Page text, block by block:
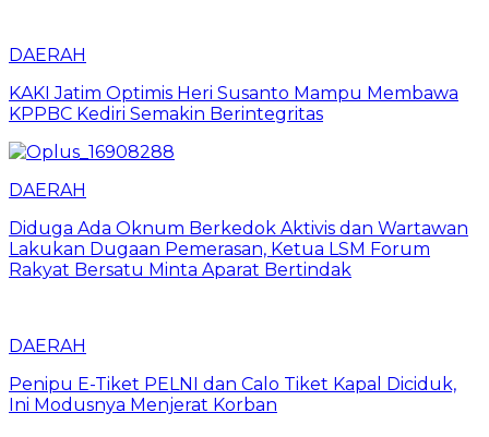
DAERAH
KAKI Jatim Optimis Heri Susanto Mampu Membawa
KPPBC Kediri Semakin Berintegritas
DAERAH
Diduga Ada Oknum Berkedok Aktivis dan Wartawan
Lakukan Dugaan Pemerasan, Ketua LSM Forum
Rakyat Bersatu Minta Aparat Bertindak
DAERAH
Penipu E-Tiket PELNI dan Calo Tiket Kapal Diciduk,
Ini Modusnya Menjerat Korban